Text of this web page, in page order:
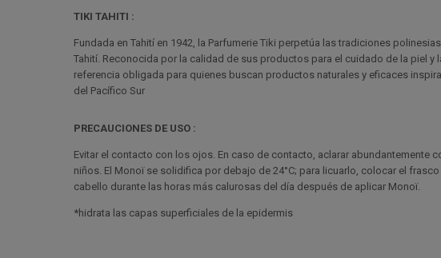
TIKI TAHITI :
Fundada en Tahití en 1942, la Parfumerie Tiki perpetúa las tradiciones
Tahití. Reconocida por la calidad de sus productos para el cuidado de la piel y
referencia obligada para quienes buscan productos naturales y eficaces
del Pacífico Sur
PRECAUCIONES DE USO :
Evitar el contacto con los ojos. En caso de contacto, aclarar abundantemente
niños. El Monoï se solidifica por debajo de 24°C; para licuarlo, colocar el
cabello durante las horas más calurosas del día después de aplicar Monoï.
*hidrata las capas superficiales de la epidermis